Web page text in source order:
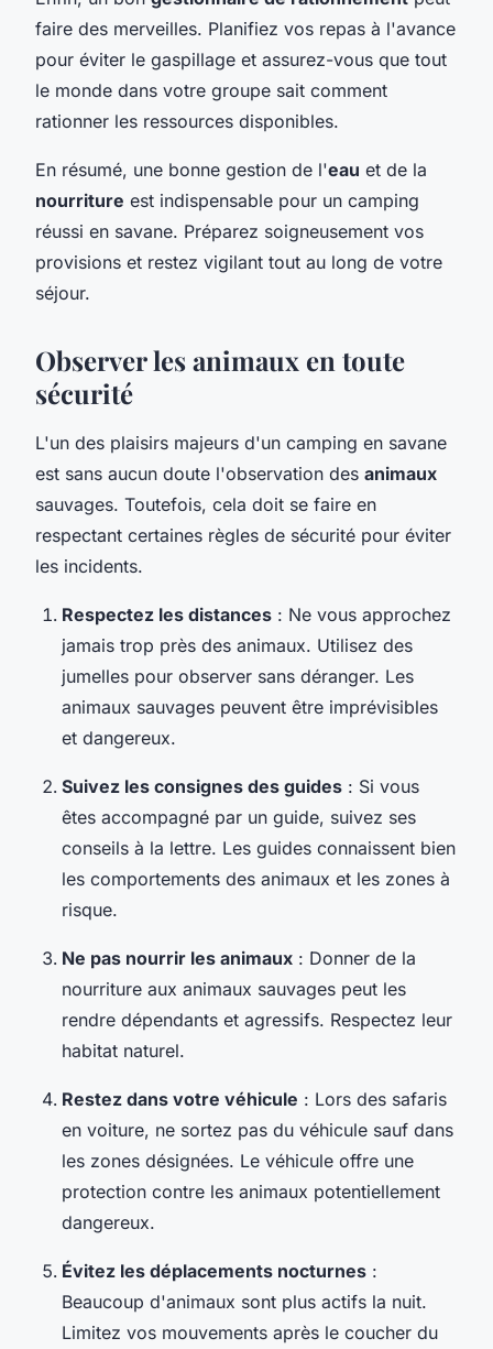
faire des merveilles. Planifiez vos repas à l'avance
pour éviter le gaspillage et assurez-vous que tout
le monde dans votre groupe sait comment
rationner les ressources disponibles.
En résumé, une bonne gestion de l'eau et de la
nourriture est indispensable pour un camping
réussi en savane. Préparez soigneusement vos
provisions et restez vigilant tout au long de votre
séjour.
Observer les animaux en toute
sécurité
L'un des plaisirs majeurs d'un camping en savane
est sans aucun doute l'observation des animaux
sauvages. Toutefois, cela doit se faire en
respectant certaines règles de sécurité pour éviter
les incidents.
Respectez les distances : Ne vous approchez
jamais trop près des animaux. Utilisez des
jumelles pour observer sans déranger. Les
animaux sauvages peuvent être imprévisibles
et dangereux.
Suivez les consignes des guides : Si vous
êtes accompagné par un guide, suivez ses
conseils à la lettre. Les guides connaissent bien
les comportements des animaux et les zones à
risque.
Ne pas nourrir les animaux : Donner de la
nourriture aux animaux sauvages peut les
rendre dépendants et agressifs. Respectez leur
habitat naturel.
Restez dans votre véhicule : Lors des safaris
en voiture, ne sortez pas du véhicule sauf dans
les zones désignées. Le véhicule offre une
protection contre les animaux potentiellement
dangereux.
Évitez les déplacements nocturnes :
Beaucoup d'animaux sont plus actifs la nuit.
Limitez vos mouvements après le coucher du